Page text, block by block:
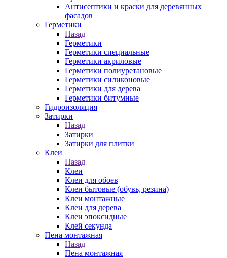
Антисептики и краски для деревянных
фасадов
Герметики
Назад
Герметики
Герметики специальные
Герметики акриловые
Герметики полиуретановые
Герметики силиконовые
Герметики для дерева
Герметики битумные
Гидроизоляция
Затирки
Назад
Затирки
Затирки для плитки
Клеи
Назад
Клеи
Клеи для обоев
Клеи бытовые (обувь, резина)
Клеи монтажные
Клеи для дерева
Клеи эпоксидные
Клей секунда
Пена монтажная
Назад
Пена монтажная